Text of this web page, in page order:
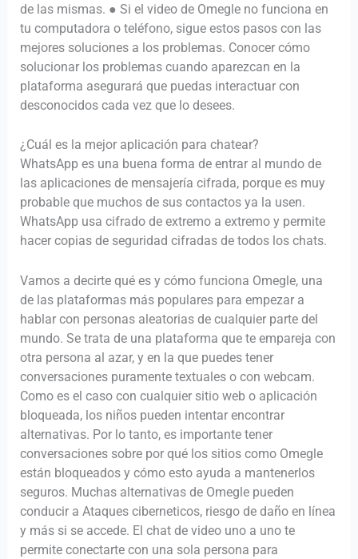
de las mismas. ● Si el video de Omegle no funciona en
tu computadora o teléfono, sigue estos pasos con las
mejores soluciones a los problemas. Conocer cómo
solucionar los problemas cuando aparezcan en la
plataforma asegurará que puedas interactuar con
desconocidos cada vez que lo desees.
¿Cuál es la mejor aplicación para chatear?
WhatsApp es una buena forma de entrar al mundo de
las aplicaciones de mensajería cifrada, porque es muy
probable que muchos de sus contactos ya la usen.
WhatsApp usa cifrado de extremo a extremo y permite
hacer copias de seguridad cifradas de todos los chats.
Vamos a decirte qué es y cómo funciona Omegle, una
de las plataformas más populares para empezar a
hablar con personas aleatorias de cualquier parte del
mundo. Se trata de una plataforma que te empareja con
otra persona al azar, y en la que puedes tener
conversaciones puramente textuales o con webcam.
Como es el caso con cualquier sitio web o aplicación
bloqueada, los niños pueden intentar encontrar
alternativas. Por lo tanto, es importante tener
conversaciones sobre por qué los sitios como Omegle
están bloqueados y cómo esto ayuda a mantenerlos
seguros. Muchas alternativas de Omegle pueden
conducir a Ataques ciberneticos, riesgo de daño en línea
y más si se accede. El chat de video uno a uno te
permite conectarte con una sola persona para